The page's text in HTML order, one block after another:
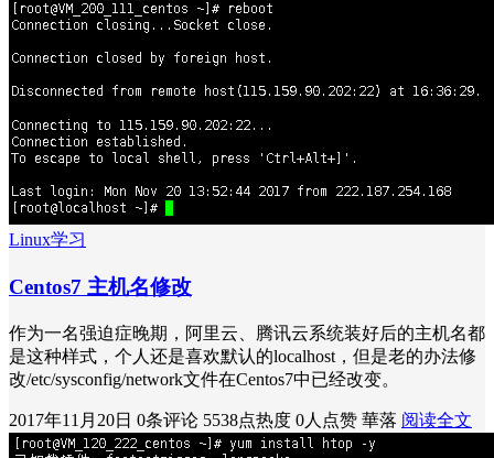
Linux学习
Centos7 主机名修改
作为一名强迫症晚期，阿里云、腾讯云系统装好后的主机名都
是这种样式，个人还是喜欢默认的localhost，但是老的办法修
改/etc/sysconfig/network文件在Centos7中已经改变。
2017年11月20日 0条评论 5538点热度 0人点赞 華落 阅读全文